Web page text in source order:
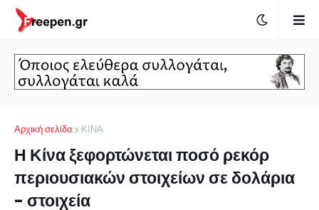
Αρχική σελίδα ΚΙΝΑ
Η Κίνα ξεφορτώνεται ποσό ρεκόρ
περιουσιακών στοιχείων σε δολάρια
- στοιχεία